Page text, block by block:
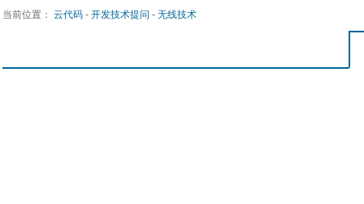
当前位置： 云代码 - 开发技术提问 - 无线技术